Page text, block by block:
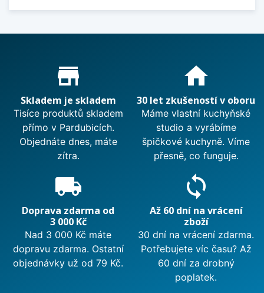
Proč nakupovat u nás?
store_mall_directory
Skladem je skladem
Tisíce produktů skladem
přímo v Pardubicích.
Objednáte dnes, máte
zítra.
home
30 let zkušeností v oboru
Máme vlastní kuchyňské
studio a vyrábíme
špičkové kuchyně. Víme
přesně, co funguje.
local_shipping
Doprava zdarma od
3 000 Kč
Nad 3 000 Kč máte
dopravu zdarma. Ostatní
objednávky už od 79 Kč.
sync
Až 60 dní na vrácení
zboží
30 dní na vrácení zdarma.
Potřebujete víc času? Až
60 dní za drobný
poplatek.